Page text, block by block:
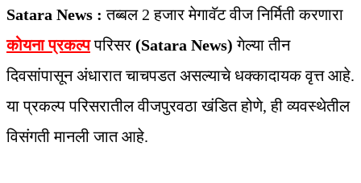
Satara News : तब्बल 2 हजार मेगावॅट वीज निर्मिती करणारा
कोयना प्रकल्पपरिसर (Satara News)गेल्या तीन
दिवसांपासून अंधारात चाचपडत असल्याचे धक्कादायक वृत्त आहे.
या प्रकल्प परिसरातील वीजपुरवठा खंडित होणे, ही व्यवस्थेतील
विसंगती मानली जात आहे.